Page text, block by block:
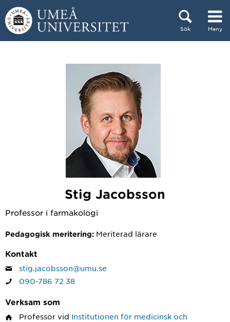
Hoppa direkt till innehållet
Sök Meny
Stig Jacobsson
Professor i farmakologi
Pedagogisk meritering: Meriterad lärare
Kontakt
stig.jacobsson@umu.se
090-786 72 38
Verksam som
Professor vid Institutionen för medicinsk och